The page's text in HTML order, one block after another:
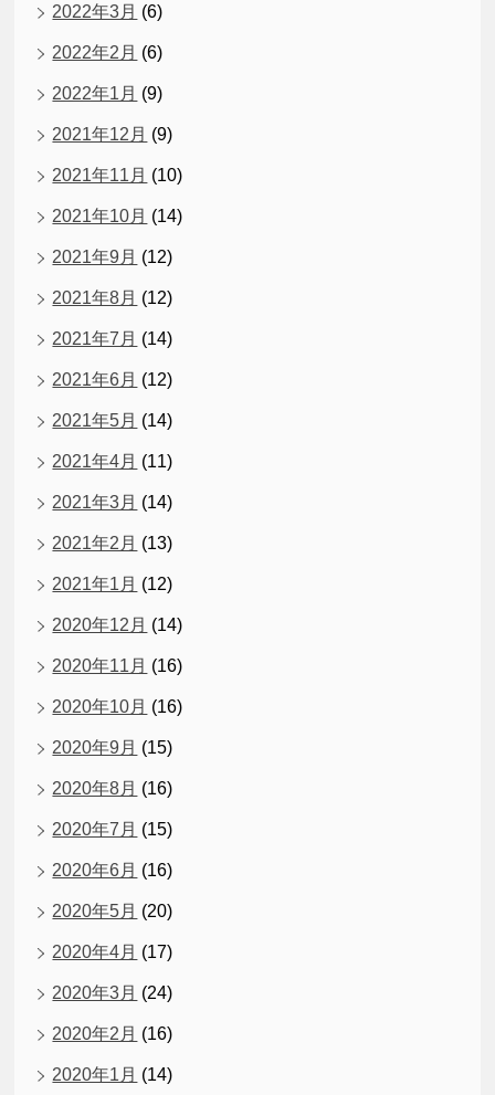
2022年3月 (6)
2022年2月 (6)
2022年1月 (9)
2021年12月 (9)
2021年11月 (10)
2021年10月 (14)
2021年9月 (12)
2021年8月 (12)
2021年7月 (14)
2021年6月 (12)
2021年5月 (14)
2021年4月 (11)
2021年3月 (14)
2021年2月 (13)
2021年1月 (12)
2020年12月 (14)
2020年11月 (16)
2020年10月 (16)
2020年9月 (15)
2020年8月 (16)
2020年7月 (15)
2020年6月 (16)
2020年5月 (20)
2020年4月 (17)
2020年3月 (24)
2020年2月 (16)
2020年1月 (14)